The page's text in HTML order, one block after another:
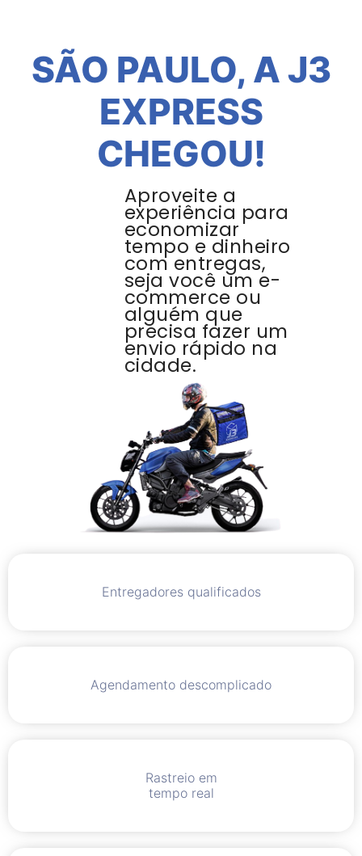
SÃO PAULO, A J3
EXPRESS
CHEGOU!
Aproveite a
experiência para
economizar
tempo e dinheiro
com entregas,
seja você um e-
commerce ou
alguém que
precisa fazer um
envio rápido na
cidade.
Entregadores qualificados
Agendamento descomplicado
Rastreio em
tempo real